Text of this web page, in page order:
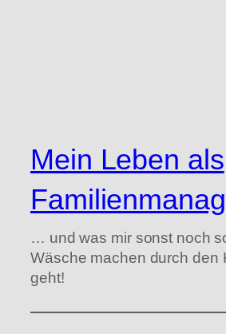
Mein Leben als
… und was mir sonst noch
Wäsche machen durch den
geht!